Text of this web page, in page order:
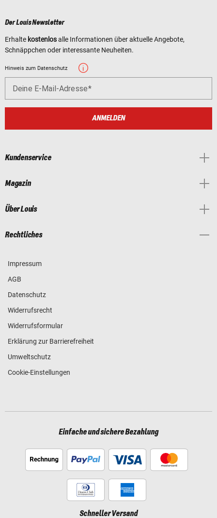
Der Louis Newsletter
Erhalte kostenlosalle Informationen über aktuelle Angebote,
Schnäppchen oder interessante Neuheiten.
Hinweis zum Datenschutz
Deine E-Mail-Adresse
ANMELDEN
Kundenservice
Magazin
Über Louis
Rechtliches
Impressum
AGB
Datenschutz
Widerrufsrecht
Widerrufsformular
Erklärung zur Barrierefreiheit
Umweltschutz
Cookie-Einstellungen
Einfache und sichere Bezahlung
Schneller Versand